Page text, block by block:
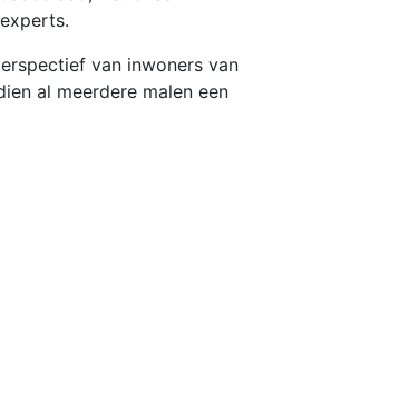
van inwoners van
al meerdere malen een